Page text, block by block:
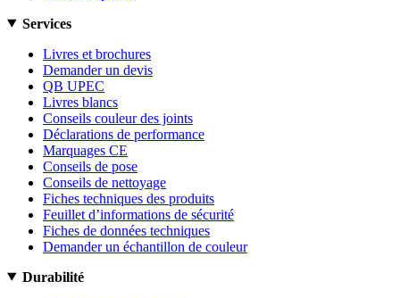
Services
Livres et brochures
Demander un devis
QB UPEC
Livres blancs
Conseils couleur des joints
Déclarations de performance
Marquages CE
Conseils de pose
Conseils de nettoyage
Fiches techniques des produits
Feuillet d’informations de sécurité
Fiches de données techniques
Demander un échantillon de couleur
Durabilité